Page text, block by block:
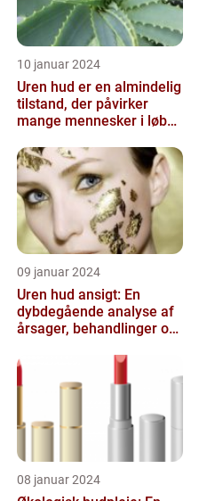
10 januar 2024
Uren hud er en almindelig
tilstand, der påvirker
mange mennesker i løbet
09 januar 2024
Uren hud ansigt: En
dybdegående analyse af
årsager, behandlinger og
08 januar 2024